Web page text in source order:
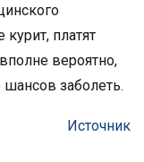
курит, платят
вероятно,
заболеть.
Источник